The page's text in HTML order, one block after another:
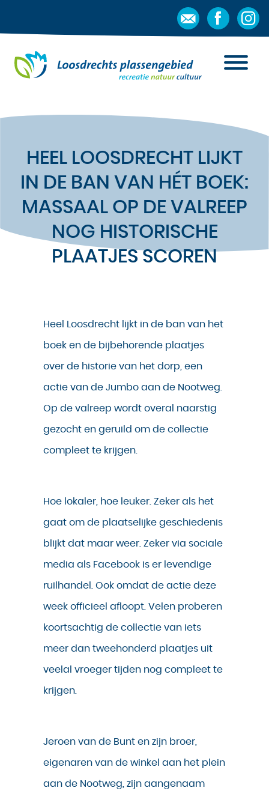
HEEL LOOSDRECHT LIJKT
IN DE BAN VAN HÉT BOEK:
MASSAAL OP DE VALREEP
NOG HISTORISCHE
PLAATJES SCOREN
Heel Loosdrecht lijkt in de ban van het
boek en de bijbehorende plaatjes
over de historie van het dorp, een
actie van de Jumbo aan de Nootweg.
Op de valreep wordt overal naarstig
gezocht en geruild om de collectie
compleet te krijgen.
Hoe lokaler, hoe leuker. Zeker als het
gaat om de plaatselijke geschiedenis
blijkt dat maar weer. Zeker via sociale
media als Facebook is er levendige
ruilhandel. Ook omdat de actie deze
week officieel afloopt. Velen proberen
koortsachtig de collectie van iets
meer dan tweehonderd plaatjes uit
veelal vroeger tijden nog compleet te
krijgen.
Jeroen van de Bunt en zijn broer,
eigenaren van de winkel aan het plein
aan de Nootweg, zijn aangenaam